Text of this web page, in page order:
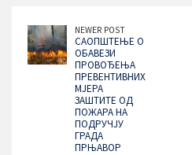
NEWER POST
САОПШТЕЊЕ О
ОБАВЕЗИ
ПРОВОЂЕЊА
ПРЕВЕНТИВНИХ
МЈЕРА
ЗАШТИТЕ ОД
ПОЖАРА НА
ПОДРУЧЈУ
ГРАДА
ПРЊАВОР